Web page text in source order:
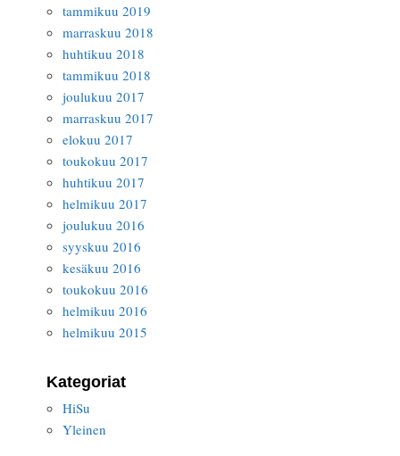
tammikuu 2019
marraskuu 2018
huhtikuu 2018
tammikuu 2018
joulukuu 2017
marraskuu 2017
elokuu 2017
toukokuu 2017
huhtikuu 2017
helmikuu 2017
joulukuu 2016
syyskuu 2016
kesäkuu 2016
toukokuu 2016
helmikuu 2016
helmikuu 2015
Kategoriat
HiSu
Yleinen